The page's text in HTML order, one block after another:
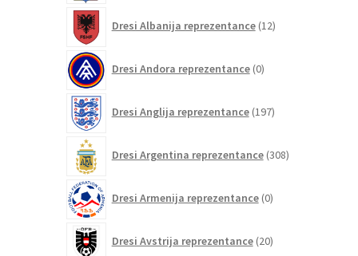
Dresi Albanija reprezentance 12izdelkov
Dresi Andora reprezentance 0izdelkov
Dresi Anglija reprezentance 197izdelkov
Dresi Argentina reprezentance 308izdelkov
Dresi Armenija reprezentance 0izdelkov
Dresi Avstrija reprezentance 20izdelkov